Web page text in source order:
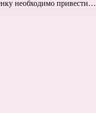
необходимо привести…